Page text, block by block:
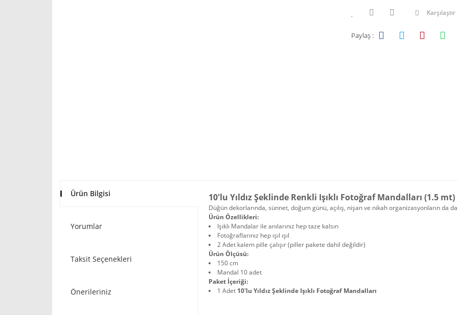
Karşılaştır
Paylaş :
Ürün Bilgisi
Yorumlar
Taksit Seçenekleri
Önerileriniz
10'lu Yıldız Şeklinde Renkli Işıklı Fotoğraf Mandalları (1.5 mt)
Düğün dekorlarında, sünnet, doğum günü, açılış, nişan ve nikah organizasyonların da
Ürün Özellikleri:
Işıklı Mandalar ile anılarınız hep taze kalsın
Fotoğraflarınız hep ışıl ışıl
2 Adet kalem pille çalışır (piller pakete dahil değildir)
Ürün Ölçüsü:
150 cm
Mandal 10 adet
Paket İçeriği:
1 Adet 10'lu Yıldız Şeklinde Işıklı Fotoğraf Mandalları